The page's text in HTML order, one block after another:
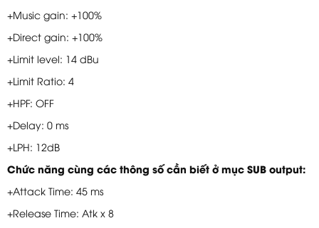
+Music gain: +100%
+Direct gain: +100%
+Limit level: 14 dBu
+Limit Ratio: 4
+HPF: OFF
+Delay: 0 ms
+LPH: 12dB
Chức năng cùng các thông số cần biết ở mục SUB output:
+Attack Time: 45 ms
+Release Time: Atk x 8